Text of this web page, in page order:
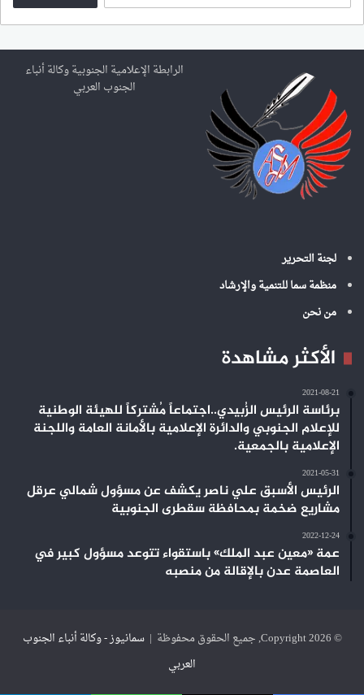
ث
ع
ن
الرابطة الإعلامية الجنوبية وكالة أنباء
الجنوب العربي
لجنة التحرير
منظمة سما للتنمية والإرشاد
من نحن
الأكثر مشاهدة
2021-08-21
برئاسة الرئيس الزُبيدي..اجتماعاً مُشتركاً للهيئة الوطنية
للإعلام الجنوبي والدائرة الإعلامية بالأمانة العامة واللجنة
الإعلامية بالجمعية.
2021-05-31
الرئيس الأسبق علي ناصر يكشف عن مسؤول شمالي عرقل
مشاريع ضخمة بمحافظة سقطرى الجنوبية
2022-12-24
عمة «معين عبد الملك» باستقواء تتوعد مسؤول كبير في
العاصمة عدن بالإقالة من منصبه
© Copyright 2026, جميع الحقوق محفوظة |
سمانيوز - وكالة أنباء الجنوب
العربي